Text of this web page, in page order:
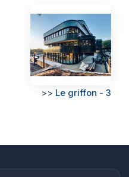
>> Le griffon - 3